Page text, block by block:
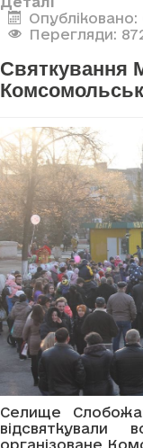
Перегляди:
Святкування
Селище
відсвяткували
організоване